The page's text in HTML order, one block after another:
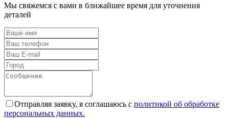
Мы свяжемся с вами в ближайшее время для уточнения
деталей
Отправляя заявку, я соглашаюсь с политикой об обработке
персональных данных.